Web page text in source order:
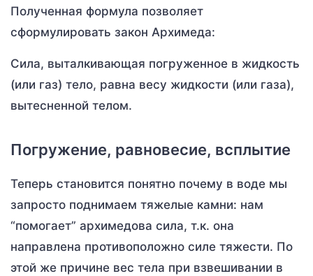
Полученная формула позволяет
сформулировать закон Архимеда:
Сила, выталкивающая погруженное в жидкость
(или газ) тело, равна весу жидкости (или газа),
вытесненной телом.
Погружение, равновесие, всплытие
Теперь становится понятно почему в воде мы
запросто поднимаем тяжелые камни: нам
“помогает” архимедова сила, т.к. она
направлена противоположно силе тяжести. По
этой же причине вес тела при взвешивании в